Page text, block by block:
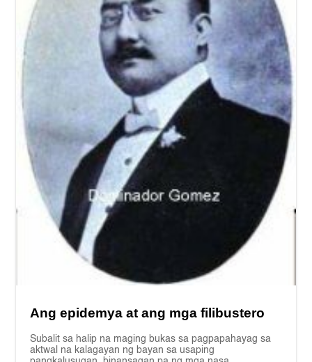
Ang epidemya at ang mga filibustero
Subalit sa halip na maging bukas sa pagpapahayag sa
aktwal na kalagayan ng bayan sa usaping